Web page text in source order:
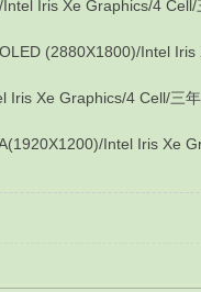
Iris Xe Graphics/4 Cell/
Intel Iris
Iris Xe Graphics/4 Cell/三
Intel Iris Xe